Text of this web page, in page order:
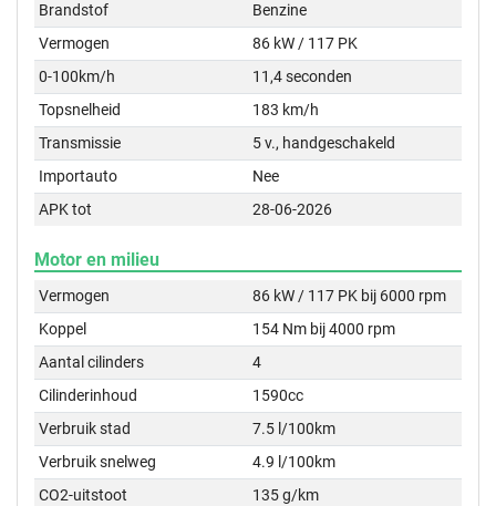
Brandstof
Benzine
Vermogen
86 kW / 117 PK
0-100km/h
11,4 seconden
Topsnelheid
183 km/h
Transmissie
5 v., handgeschakeld
Importauto
Nee
APK tot
28-06-2026
Motor en milieu
Vermogen
86 kW / 117 PK bij 6000 rpm
Koppel
154 Nm bij 4000 rpm
Aantal cilinders
4
Cilinderinhoud
1590cc
Verbruik stad
7.5 l/100km
Verbruik snelweg
4.9 l/100km
CO2-uitstoot
135 g/km